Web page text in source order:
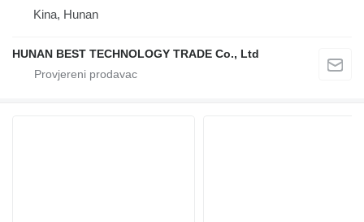
Kina, Hunan
HUNAN BEST TECHNOLOGY TRADE Co., Ltd